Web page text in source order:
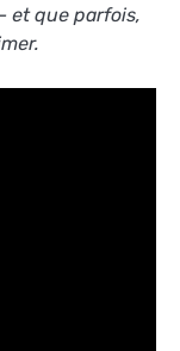
et que parfois,